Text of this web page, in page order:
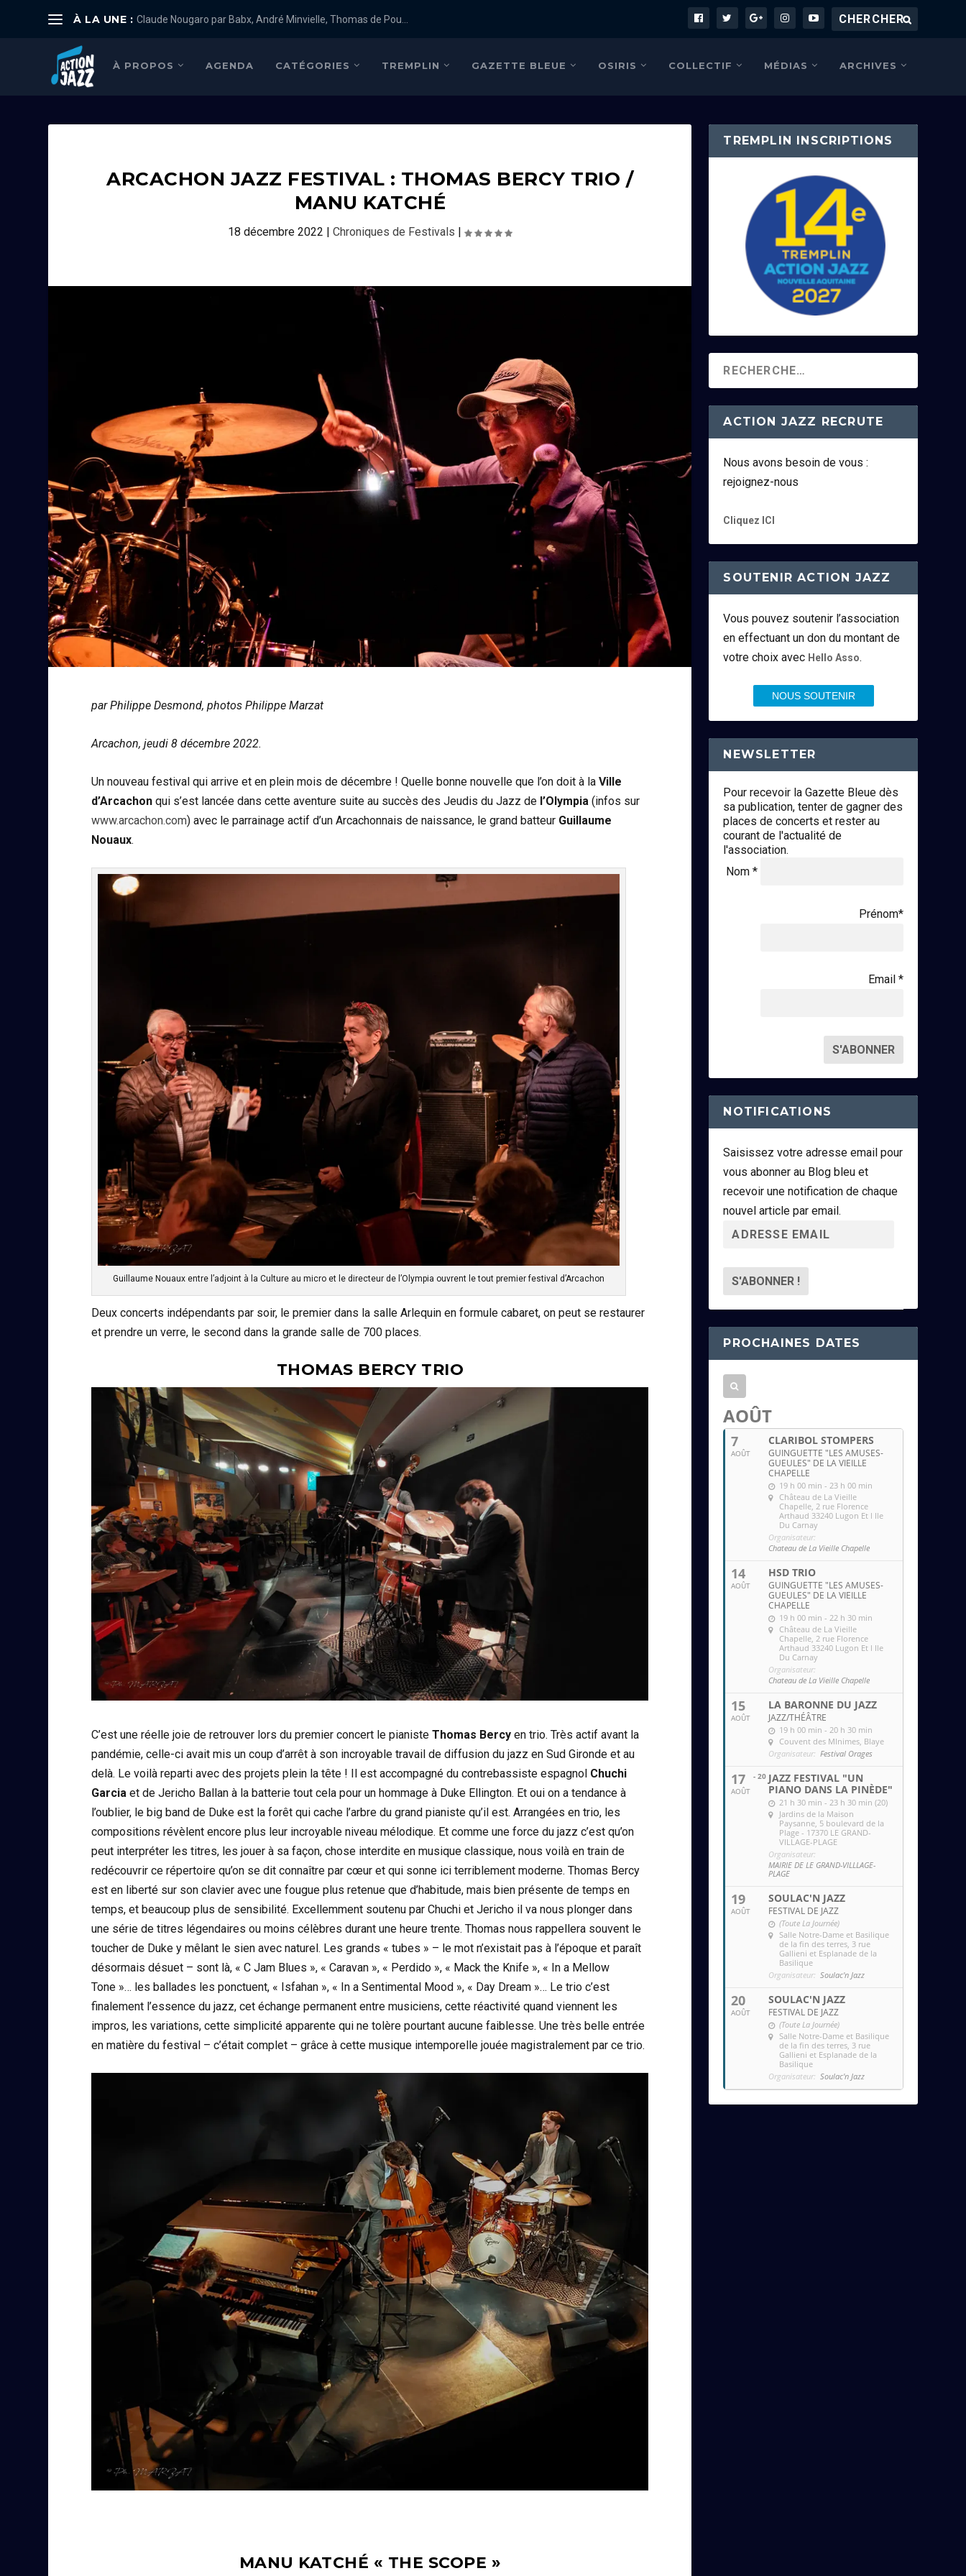
À LA UNE : Claude Nougaro par Babx, André Minvielle, Thomas de Pou...
À PROPOS AGENDA CATÉGORIES TREMPLIN GAZETTE BLEUE OSIRIS COLLECTIF MÉDIAS ARCHIVES
ARCACHON JAZZ FESTIVAL : THOMAS BERCY TRIO /
MANU KATCHÉ
18 décembre 2022 |Chroniques de Festivals |
par Philippe Desmond, photos Philippe Marzat
Arcachon, jeudi 8 décembre 2022.
Un nouveau festival qui arrive et en plein mois de décembre ! Quelle bonne nouvelle que l’on doit à laVille
d’Arcachon qui s’est lancée dans cette aventure suite au succès des Jeudis du Jazz de l’Olympia (infos sur
www.arcachon.com) avec le parrainage actif d’un Arcachonnais de naissance, le grand batteur Guillaume
Nouaux.
Guillaume Nouaux entre l’adjoint à la Culture au micro et le directeur de l’Olympia ouvrent le tout premier festival d’Arcachon
Deux concerts indépendants par soir, le premier dans la salle Arlequin en formule cabaret, on peut se restaurer
et prendre un verre, le second dans la grande salle de 700 places.
THOMAS BERCY TRIO
C’est une réelle joie de retrouver lors du premier concert le pianiste Thomas Bercy en trio. Très actif avant la
pandémie, celle-ci avait mis un coup d’arrêt à son incroyable travail de diffusion du jazz en Sud Gironde et au
delà. Le voilà reparti avec des projets plein la tête ! Il est accompagné du contrebassiste espagnol Chuchi
Garcia et de Jericho Ballan à la batterie tout cela pour un hommage à Duke Ellington. Et oui on a tendance à
l’oublier, le big band de Duke est la forêt qui cache l’arbre du grand pianiste qu’il est. Arrangées en trio, les
compositions révèlent encore plus leur incroyable niveau mélodique. Et comme une force du jazz c’est qu’on
peut interpréter les titres, les jouer à sa façon, chose interdite en musique classique, nous voilà en train de
redécouvrir ce répertoire qu’on se dit connaître par cœur et qui sonne ici terriblement moderne. Thomas Bercy
est en liberté sur son clavier avec une fougue plus retenue que d’habitude, mais bien présente de temps en
temps, et beaucoup plus de sensibilité. Excellemment soutenu par Chuchi et Jericho il va nous plonger dans
une série de titres légendaires ou moins célèbres durant une heure trente. Thomas nous rappellera souvent le
toucher de Duke y mêlant le sien avec naturel. Les grands « tubes » – le mot n’existait pas à l’époque et paraît
désormais désuet – sont là, « C Jam Blues », « Caravan », « Perdido », « Mack the Knife », « In a Mellow
Tone »… les ballades les ponctuent, « Isfahan », « In a Sentimental Mood », « Day Dream »… Le trio c’est
finalement l’essence du jazz, cet échange permanent entre musiciens, cette réactivité quand viennent les
impros, les variations, cette simplicité apparente qui ne tolère pourtant aucune faiblesse. Une très belle entrée
en matière du festival – c’était complet – grâce à cette musique intemporelle jouée magistralement par ce trio.
MANU KATCHÉ « THE SCOPE »
TREMPLIN INSCRIPTIONS
ACTION JAZZ RECRUTE
Nous avons besoin de vous :
rejoignez-nous
Cliquez ICI
SOUTENIR ACTION JAZZ
Vous pouvez soutenir l’association
en effectuant un don du montant de
votre choix avec Hello Asso.
NOUS SOUTENIR
NEWSLETTER
Pour recevoir la Gazette Bleue dès
sa publication, tenter de gagner des
places de concerts et rester au
courant de l'actualité de
l'association.
Nom *
Prénom*
Email *
NOTIFICATIONS
Saisissez votre adresse email pour
vous abonner au Blog bleu et
recevoir une notification de chaque
nouvel article par email.
r
s
s
e
m
i
PROCHAINES DATES
AOÛT
7
AOÛT
CLARIBOL STOMPERS
GUINGUETTE "LES AMUSES-
GUEULES" DE LA VIEILLE
CHAPELLE
19 h 00 min - 23 h 00 min
Château de La Vieille
Chapelle , 2 rue Florence
Arthaud 33240 Lugon Et l Ile
Du Carnay
Organisateur:
Chateau de La Vieille Chapelle
14
AOÛT
HSD TRIO
GUINGUETTE "LES AMUSES-
GUEULES" DE LA VIEILLE
CHAPELLE
19 h 00 min - 22 h 30 min
Château de La Vieille
Chapelle , 2 rue Florence
Arthaud 33240 Lugon Et l Ile
Du Carnay
Organisateur:
Chateau de La Vieille Chapelle
15
AOÛT
LA BARONNE DU JAZZ
JAZZ/THÉÂTRE
19 h 00 min - 20 h 30 min
Couvent des MInimes , Blaye
Organisateur: Festival Orages
17
AOÛT
- 20 JAZZ FESTIVAL "UN
PIANO DANS LA PINÈDE"
21 h 30 min - 23 h 30 min (20)
Jardins de la Maison
Paysanne , 5 boulevard de la
Plage - 17370 LE GRAND-
VILLAGE-PLAGE
Organisateur:
MAIRIE DE LE GRAND-VILLLAGE-
PLAGE
19
AOÛT
SOULAC'N JAZZ
FESTIVAL DE JAZZ
(Toute La Journée)
Salle Notre-Dame et Basilique
de la fin des terres , 3 rue
Gallieni et Esplanade de la
Basilique
Organisateur: Soulac'n Jazz
20
AOÛT
SOULAC'N JAZZ
FESTIVAL DE JAZZ
(Toute La Journée)
Salle Notre-Dame et Basilique
de la fin des terres , 3 rue
Gallieni et Esplanade de la
Basilique
Organisateur: Soulac'n Jazz